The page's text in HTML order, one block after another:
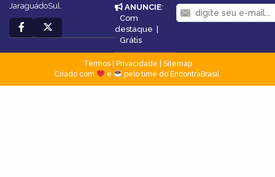
JaraguádoSul.
ANUNCIE:
Com
destaque
Grátis
Termos| Privacidade
Sitemap
Criado com
e pelo time do EncontraBrasil